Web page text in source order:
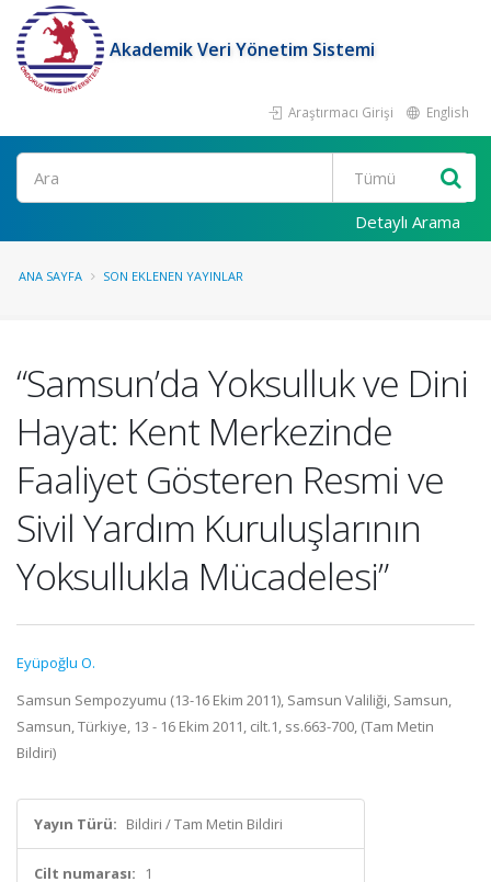
Akademik Veri Yönetim Sistemi
Araştırmacı Girişi English
Ara
Detaylı Arama
ANA SAYFA SON EKLENEN YAYINLAR
“Samsun’da Yoksulluk ve Dini
Hayat: Kent Merkezinde
Faaliyet Gösteren Resmi ve
Sivil Yardım Kuruluşlarının
Yoksullukla Mücadelesi”
Eyüpoğlu O.
Samsun Sempozyumu (13-16 Ekim 2011), Samsun Valiliği, Samsun,
Samsun, Türkiye, 13 - 16 Ekim 2011, cilt.1, ss.663-700, (Tam Metin
Bildiri)
Yayın Türü: Bildiri / Tam Metin Bildiri
Cilt numarası: 1